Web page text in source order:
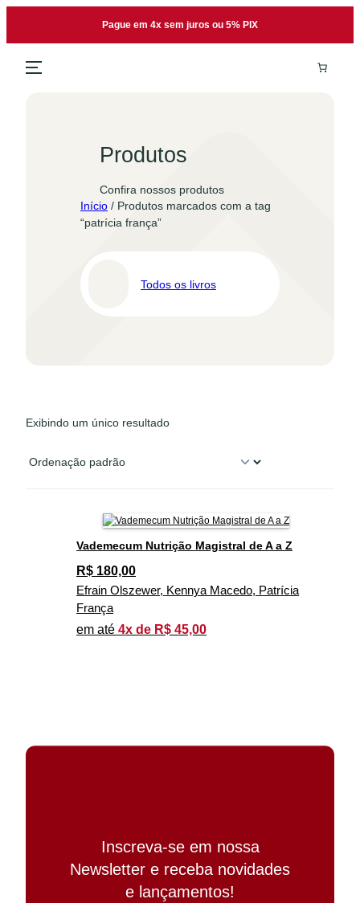
o
Pague em 4x sem juros ou 5% PIX
Produtos
Confira nossos produtos
Início / Produtos marcados com a tag
“patrícia frança”
Todos os livros
Exibindo um único resultado
Vademecum Nutrição Magistral de A a Z
R$ 180,00
Efrain Olszewer, Kennya Macedo, Patrícia
França
em até 4x de R$ 45,00
Inscreva-se em nossa
Newsletter e receba novidades
e lançamentos!